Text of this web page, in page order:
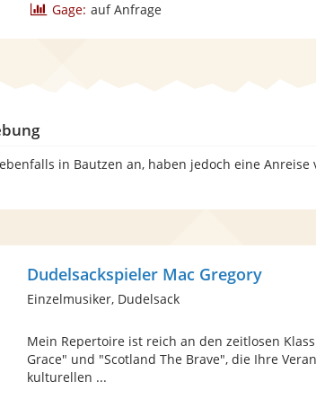
Gage: auf Anfrage
in Bautzen an, haben jedoch eine Anreise
Dudelsackspieler Mac Gregory
Einzelmusiker, Dudelsack
Mein Repertoire ist reich an den zeitlosen
Grace" und "Scotland The Brave", die Ihre
kulturellen ...